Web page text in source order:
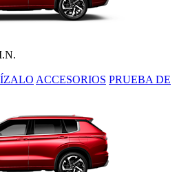
ACCESORIOS PRUEBA DE